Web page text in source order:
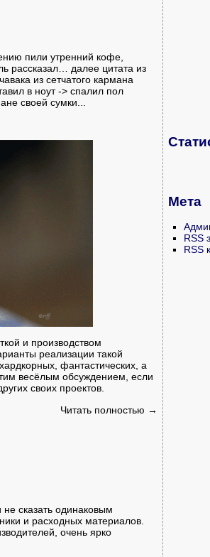
пили утренний кофе,
рассказал… далее цитата из
из сетчатого кармана
в ноут -> спалил пол
своей сумки...
и производством
реализации такой
фантастических, а
весёлым обсуждением, если
своих проектов.
Читать полностью →
сказать одинаковым
и расходных материалов.
очень ярко
Мета
RSS
RSS